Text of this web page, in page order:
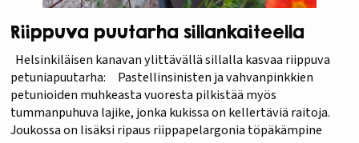
Riippuva puutarha sillankaiteella
Helsinkiläisen kanavan ylittävällä sillalla kasvaa riippuva
petuniapuutarha: Pastellinsinisten ja vahvanpinkkien
petunioiden muhkeasta vuoresta pilkistää myös
tummanpuhuva lajike, jonka kukissa on kellertäviä raitoja.
Joukossa on lisäksi ripaus riippapelargonia töpäkämpine